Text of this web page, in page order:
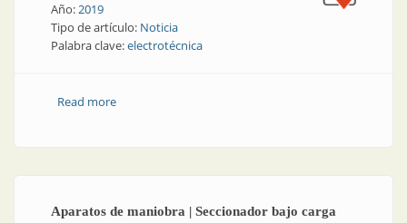
Año:2019
Tipo de artículo: Noticia
Palabra clave:electrotécnica
Read moreabout Revista AEA | AEA en sus inicios
Aparatos de maniobra | Seccionador bajo carga